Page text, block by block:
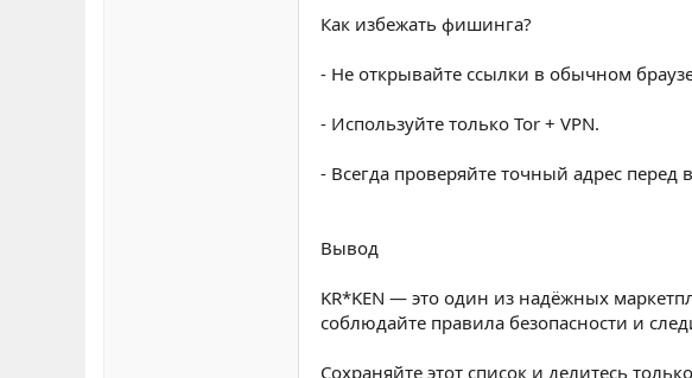
Как избежать фишинга?
- Не открывайте ссылки в обычном
- Используйте только Tor + VPN.
- Всегда проверяйте точный адрес перед
Вывод
KR*KEN — это один из надёжных
соблюдайте правила безопасности и
Сохраняйте этот список и делитесь